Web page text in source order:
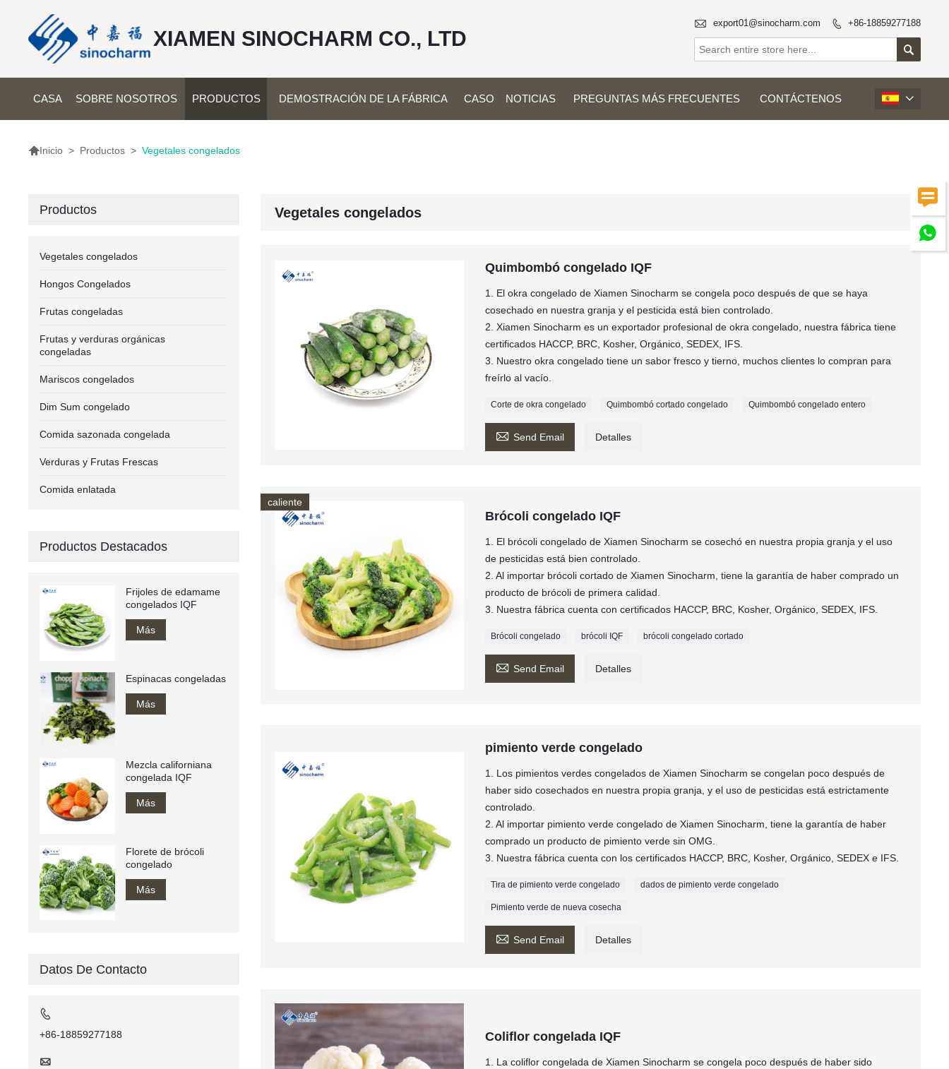


XIAMEN SINOCHARM CO., LTD
 export01@sinocharm.com  +86-18859277188

CASA SOBRE NOSOTROS PRODUCTOS DEMOSTRACIÓN DE LA FÁBRICA CASO NOTICIAS PREGUNTAS MÁS FRECUENTES CONTÁCTENOS 
Inicio > Productos > Vegetales congelados
Vegetales congelados
Quimbombó congelado IQF
1. El okra congelado de Xiamen Sinocharm se congela poco después de que se haya
cosechado en nuestra granja y el pesticida está bien controlado.
2. Xiamen Sinocharm es un exportador profesional de okra congelado, nuestra fábrica tiene
certificados HACCP, BRC, Kosher, Orgánico, SEDEX, IFS.
3. Nuestro okra congelado tiene un sabor fresco y tierno, muchos clientes lo compran para
freírlo al vacío.
Corte de okra congelado Quimbombó cortado congelado Quimbombó congelado entero
 Send Email Detalles
caliente
Brócoli congelado IQF
1. El brócoli congelado de Xiamen Sinocharm se cosechó en nuestra propia granja y el uso
de pesticidas está bien controlado.
2. Al importar brócoli cortado de Xiamen Sinocharm, tiene la garantía de haber comprado un
producto de brócoli de primera calidad.
3. Nuestra fábrica cuenta con certificados HACCP, BRC, Kosher, Orgánico, SEDEX, IFS.
Brócoli congelado brócoli IQF brócoli congelado cortado
 Send Email Detalles
pimiento verde congelado
1. Los pimientos verdes congelados de Xiamen Sinocharm se congelan poco después de
haber sido cosechados en nuestra propia granja, y el uso de pesticidas está estrictamente
controlado.
2. Al importar pimiento verde congelado de Xiamen Sinocharm, tiene la garantía de haber
comprado un producto de pimiento verde sin OMG.
3. Nuestra fábrica cuenta con los certificados HACCP, BRC, Kosher, Orgánico, SEDEX e IFS.
Tira de pimiento verde congelado dados de pimiento verde congelado
Pimiento verde de nueva cosecha
 Send Email Detalles
Coliflor congelada IQF
1. La coliflor congelada de Xiamen Sinocharm se congela poco después de haber sido
Productos
Vegetales congelados
Hongos Congelados
Frutas congeladas
Frutas y verduras orgánicas
congeladas
Mariscos congelados
Dim Sum congelado
Comida sazonada congelada
Verduras y Frutas Frescas
Comida enlatada
Productos Destacados
Frijoles de edamame
congelados IQF
Más
Espinacas congeladas
Más
Mezcla californiana
congelada IQF
Más
Florete de brócoli
congelado
Más
Datos De Contacto

+86-18859277188
